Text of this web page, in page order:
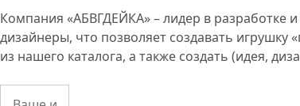
Компания «АБВГДЕЙКА»– лидер в разработке
дизайнеры, что позволяет создавать
из нашего каталога, а также создать (идея,